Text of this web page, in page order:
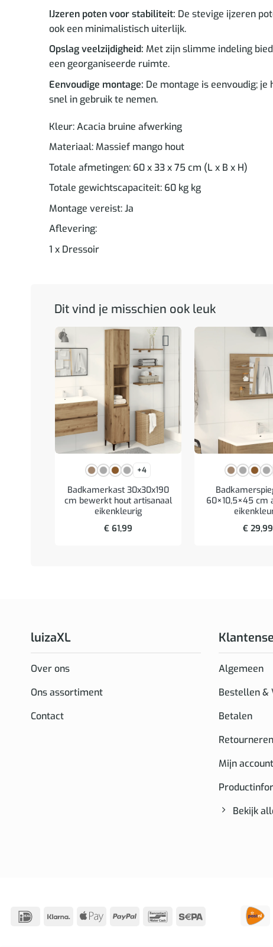
IJzeren poten voor stabiliteit: De stevige ijzeren
ook een minimalistisch uiterlijk.
Opslag veelzijdigheid: Met zijn slimme indeling
een georganiseerde ruimte.
Eenvoudige montage: De montage is eenvoudig;
snel in gebruik te nemen.
Kleur: Acacia bruine afwerking
Materiaal: Massief mango hout
Totale afmetingen: 60 x 33 x 75 cm (L x B x H)
Totale gewichtscapaciteit: 60 kg kg
Montage vereist: Ja
Aflevering:
1 x Dressoir
Dit vind je misschien ook leuk
+4
Badkamerkast 30x30x190
cm bewerkt hout artisanaal
eikenkleurig
€ 61,99
60×10,5×45 cm
€29,99
luizaXL
Over ons
Ons assortiment
Contact
Algemeen
Bestellen &
Betalen
Retourneren
Mijn account
Bekijk
IDeal Klarna Apple
PayPal Bancontact
Sepa